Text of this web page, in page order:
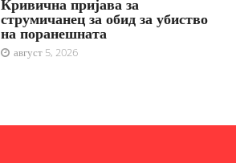
струмичанец за обид за убиство
на поранешната
август 5, 2026